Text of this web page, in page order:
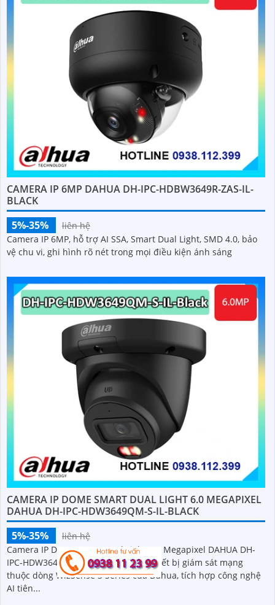
CAMERA IP 6MP DAHUA DH-IPC-HDBW3649R-ZAS-IL-
BLACK
5%-35%
liên hệ
Camera IP 6MP, hỗ trợ AI SSA, Smart Dual Light, SMD 4.0, bảo
vệ chu vi, ghi hình rõ nét trong mọi điều kiện ánh sáng
CAMERA IP DOME SMART DUAL LIGHT 6.0 MEGAPIXEL
DAHUA DH-IPC-HDW3649QM-S-IL-BLACK
5%-35%
liên hệ
Camera IP Dome Smart Dual Light 6.0 Megapixel DAHUA DH-
IPC-HDW3649QM-S-IL-Black là một thiết bị giám sát mạng
thuộc dòng WizSense 3 Series của Dahua, tích hợp công nghệ
AI tiên...